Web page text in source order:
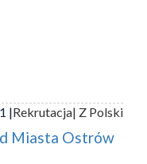
|Rekrutacja| Z Polski
Miasta Ostrów